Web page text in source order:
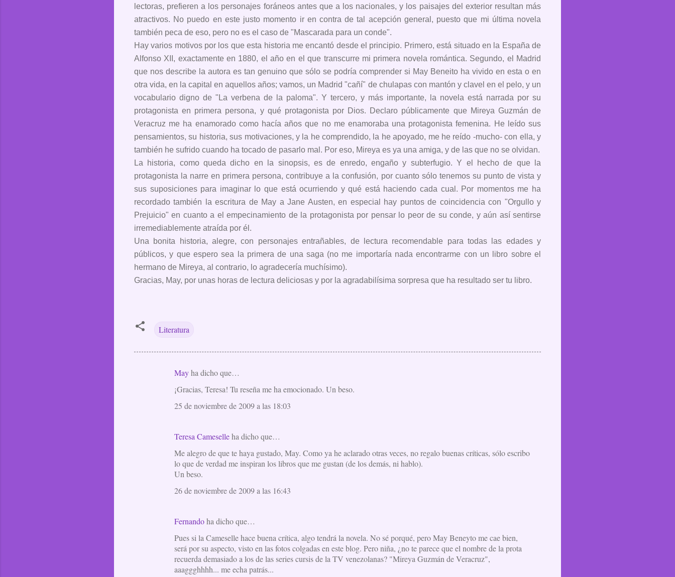
lectoras, prefieren a los personajes foráneos antes que a los nacionales, y los paisajes del exterior resultan más
atractivos. No puedo en este justo momento ir en contra de tal acepción general, puesto que mi última novela
también peca de eso, pero no es el caso de "Mascarada para un conde".
Hay varios motivos por los que esta historia me encantó desde el principio. Primero, está situado en la España de
Alfonso XII, exactamente en 1880, el año en el que transcurre mi primera novela romántica. Segundo, el Madrid
que nos describe la autora es tan genuino que sólo se podría comprender si May Beneito ha vivido en esta o en
otra vida, en la capital en aquellos años; vamos, un Madrid "cañí" de chulapas con mantón y clavel en el pelo, y un
vocabulario digno de "La verbena de la paloma". Y tercero, y más importante, la novela está narrada por su
protagonista en primera persona, y qué protagonista por Dios. Declaro públicamente que Mireya Guzmán de
Veracruz me ha enamorado como hacía años que no me enamoraba una protagonista femenina. He leído sus
pensamientos, su historia, sus motivaciones, y la he comprendido, la he apoyado, me he reído -mucho- con ella, y
también he sufrido cuando ha tocado de pasarlo mal. Por eso, Mireya es ya una amiga, y de las que no se olvidan.
La historia, como queda dicho en la sinopsis, es de enredo, engaño y subterfugio. Y el hecho de que la
protagonista la narre en primera persona, contribuye a la confusión, por cuanto sólo tenemos su punto de vista y
sus suposiciones para imaginar lo que está ocurriendo y qué está haciendo cada cual. Por momentos me ha
recordado también la escritura de May a Jane Austen, en especial hay puntos de coincidencia con "Orgullo y
Prejuicio" en cuanto a el empecinamiento de la protagonista por pensar lo peor de su conde, y aún así sentirse
irremediablemente atraída por él.
Una bonita historia, alegre, con personajes entrañables, de lectura recomendable para todas las edades y
públicos, y que espero sea la primera de una saga (no me importaría nada encontrarme con un libro sobre el
hermano de Mireya, al contrario, lo agradecería muchísimo).
Gracias, May, por unas horas de lectura deliciosas y por la agradabilísima sorpresa que ha resultado ser tu libro.
Literatura
Mayha dicho que…
¡Gracias, Teresa! Tu reseña me ha emocionado. Un beso.
25 de noviembre de 2009 a las 18:03
Teresa Cameselleha dicho que…
Me alegro de que te haya gustado, May. Como ya he aclarado otras veces, no regalo buenas críticas, sólo escribo
lo que de verdad me inspiran los libros que me gustan (de los demás, ni hablo).
Un beso.
26 de noviembre de 2009 a las 16:43
Fernandoha dicho que…
Pues si la Cameselle hace buena crítica, algo tendrá la novela. No sé porqué, pero May Beneyto me cae bien,
será por su aspecto, visto en las fotos colgadas en este blog. Pero niña, ¿no te parece que el nombre de la prota
recuerda demasiado a los de las series cursis de la TV venezolanas? "Mireya Guzmán de Veracruz",
aaaggghhhh... me echa patrás...